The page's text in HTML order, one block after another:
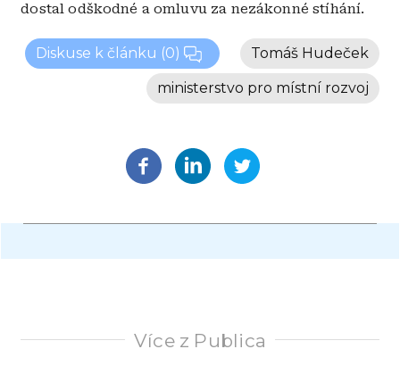
dostal odškodné a omluvu za nezákonné stíhání.
Diskuse k článku (0) Tomáš Hudeček
ministerstvo pro místní rozvoj
Více z Publica